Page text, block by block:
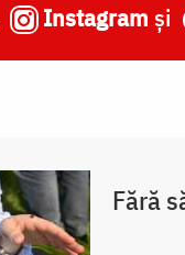
Instagram și
Fără